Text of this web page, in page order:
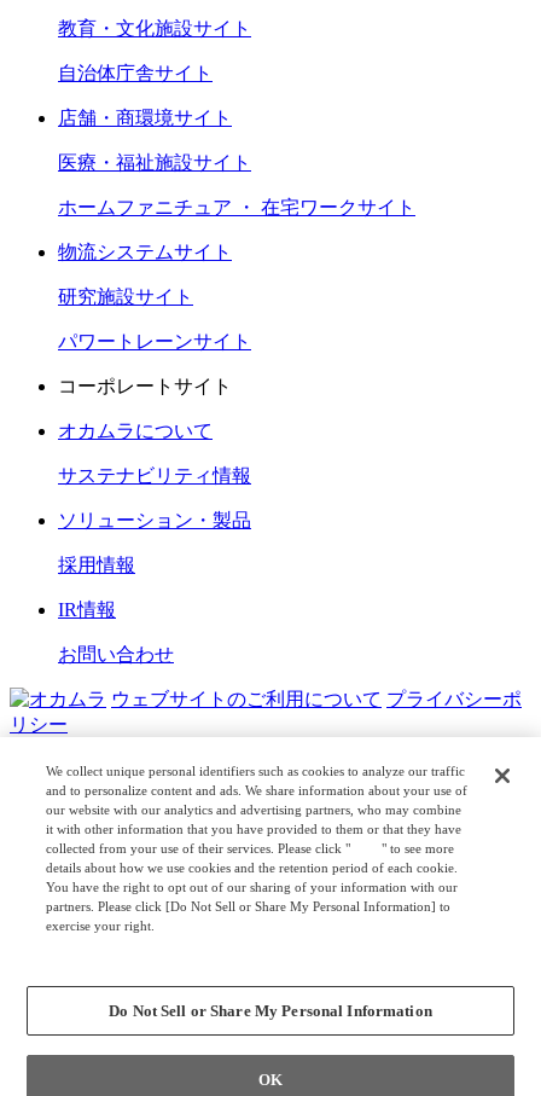
教育・文化施設サイト
自治体庁舎サイト
店舗・商環境サイト
医療・福祉施設サイト
ホームファニチュア ・ 在宅ワークサイト
物流システムサイト
研究施設サイト
パワートレーンサイト
コーポレートサイト
オカムラについて
サステナビリティ情報
ソリューション・製品
採用情報
IR情報
お問い合わせ
ウェブサイトのご利用について プライバシーポ
リシー
COPYRIGHT © OKAMURA CORPORATION. ALL RIGHTS
RESERVED.
日本公式 企業広報
We collect unique personal identifiers such as cookies to analyze our traffic
and to personalize content and ads. We share information about your use of
our website with our analytics and advertising partners, who may combine
it with other information that you have provided to them or that they have
collected from your use of their services. Please click "
here" to see more
details about how we use cookies and the retention period of each cookie.
You have the right to opt out of our sharing of your information with our
partners. Please click [Do Not Sell or Share My Personal Information] to
exercise your right.
Do Not Sell or Share My Personal Information
OK